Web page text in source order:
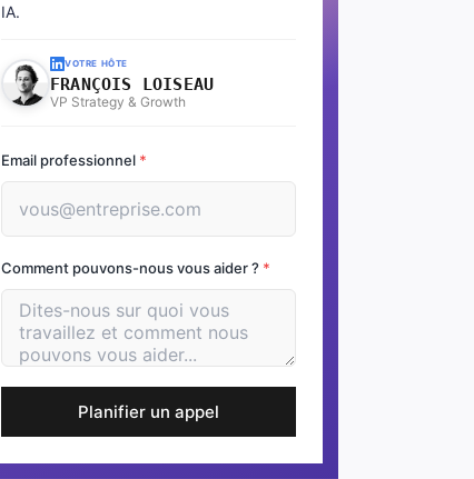
IA.
VOTRE HÔTE
FRANÇOIS LOISEAU
VP Strategy & Growth
Email professionnel *
Comment pouvons-nous vous aider ? *
Planifier un appel